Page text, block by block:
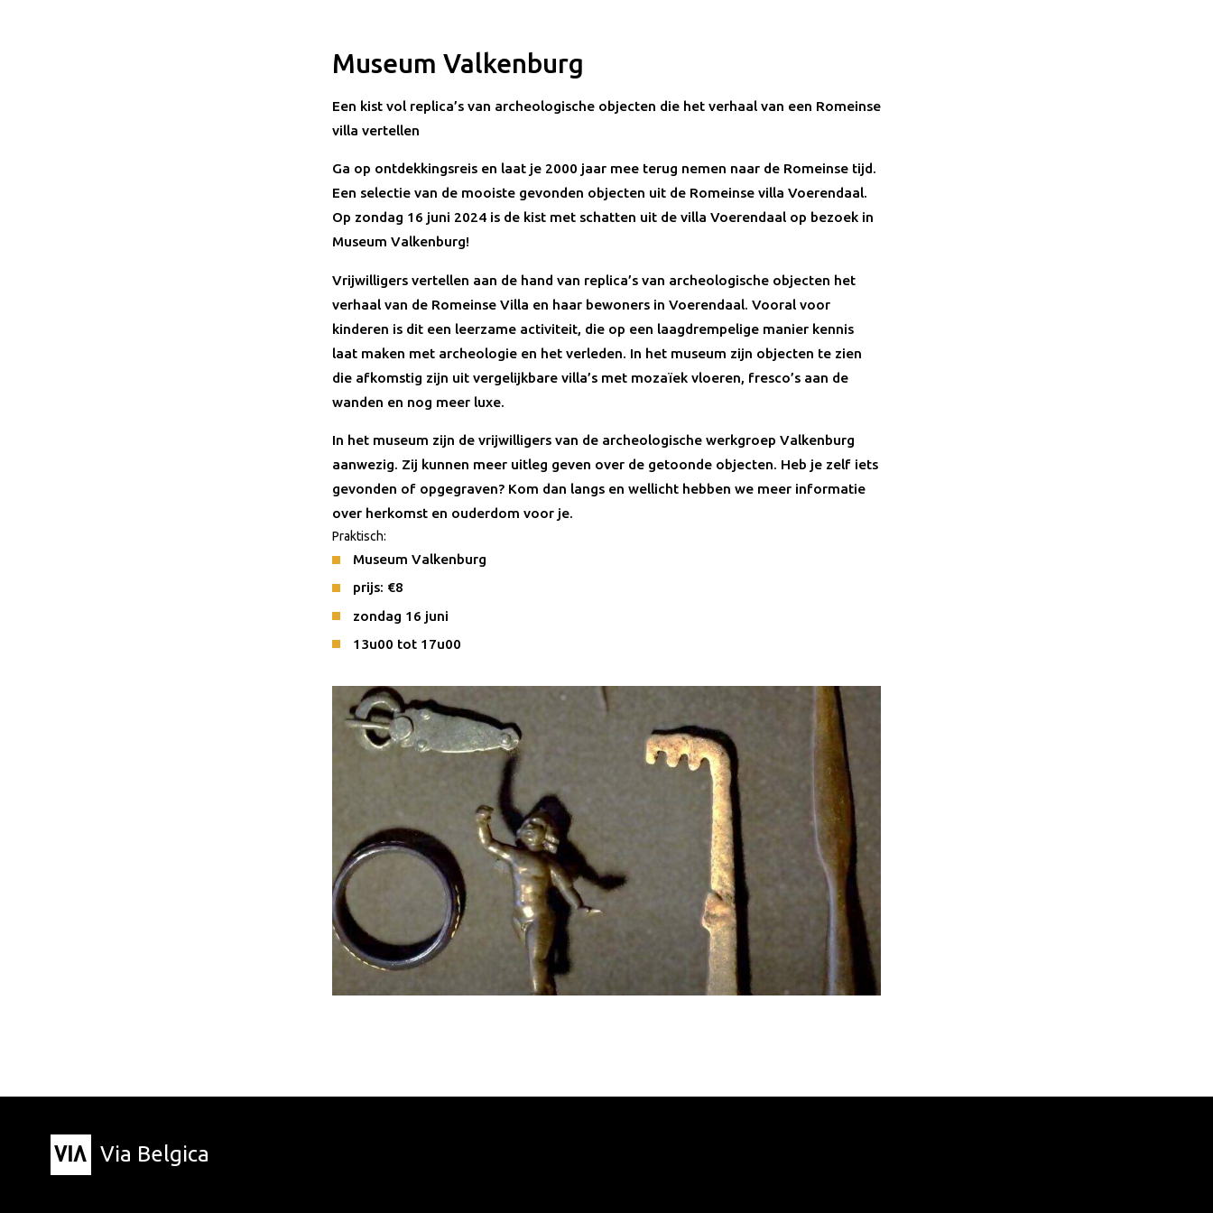
Museum Valkenburg
Een kist vol replica’s van archeologische objecten die het verhaal van een Romeinse
villa vertellen
Ga op ontdekkingsreis en laat je 2000 jaar mee terug nemen naar de Romeinse tijd.
Een selectie van de mooiste gevonden objecten uit de Romeinse villa Voerendaal.
Op zondag 16 juni 2024 is de kist met schatten uit de villa Voerendaal op bezoek in
Museum Valkenburg!
Vrijwilligers vertellen aan de hand van replica’s van archeologische objecten het
verhaal van de Romeinse Villa en haar bewoners in Voerendaal. Vooral voor
kinderen is dit een leerzame activiteit, die op een laagdrempelige manier kennis
laat maken met archeologie en het verleden. In het museum zijn objecten te zien
die afkomstig zijn uit vergelijkbare villa’s met mozaïek vloeren, fresco’s aan de
wanden en nog meer luxe.
In het museum zijn de vrijwilligers van de archeologische werkgroep Valkenburg
aanwezig. Zij kunnen meer uitleg geven over de getoonde objecten. Heb je zelf iets
gevonden of opgegraven? Kom dan langs en wellicht hebben we meer informatie
over herkomst en ouderdom voor je.
Praktisch:
Museum Valkenburg
prijs: €8
zondag 16 juni
13u00 tot 17u00
Via Belgica